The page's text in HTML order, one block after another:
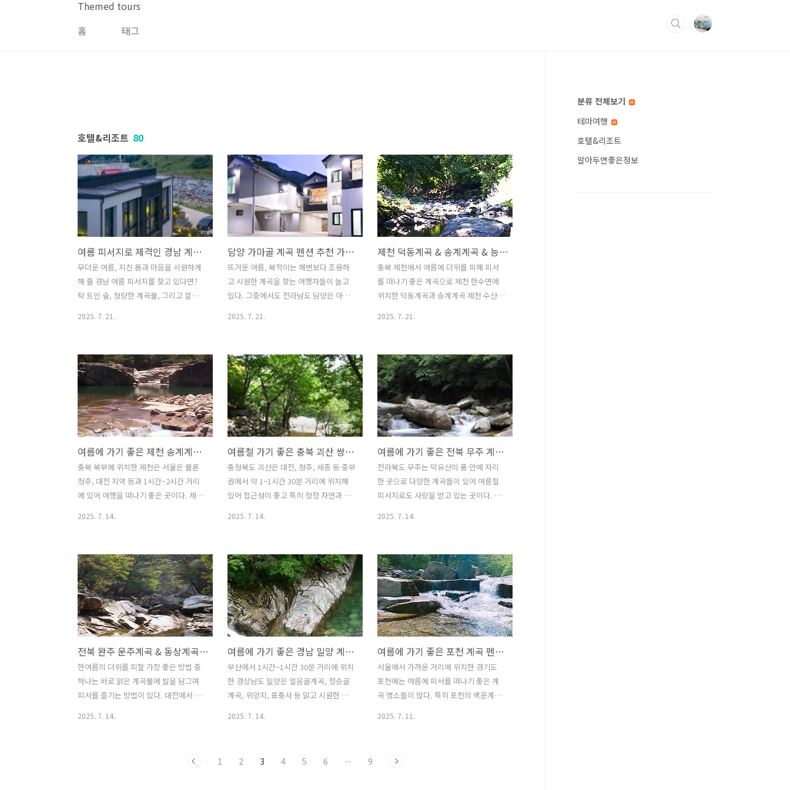
Themed tours
홈
태그
호텔&리조트 80
여름 피서지로 제격인 경남 계곡 펜션 추천
무더운 여름, 지친 몸과 마음을 시원하게
해 줄 경남 여름 피서지를 찾고 있다면?
탁 트인 숲, 청량한 계곡물, 그리고 깔끔한
에서 물놀이를 즐기며 여름 휴가를 즐기
기 좋은 경남 계곡 펜션을 추천해 본다. 1.
경남 산청 계곡 펜션 : 블루마운틴펜션 경
남 산청에 위치한 블루마운틴펜션은 울창
한 숲과 맑은 계곡이 좋은 펜션으로 펜션
앞으로는 경호강이 흐르고 있는 전망 좋
은 펜션 중 하나이다. 독채 구조의 깔끔한
내부 인테리어로 바비큐장도 잘 갖춰져
있어 커플부터 가족단위 여행객에게 적합
한 숙소다. 특히 이곳은 개별 수영장이 마
련되어 있어 프라이빗하게 물놀이를 즐길
2025. 7. 21.
담양 가마골 계곡 펜션 추천 가이드
뜨거운 여름, 북적이는 해변보다 조용하
고 시원한 계곡을 찾는 여행자들이 늘고
있다. 그중에서도 전라남도 담양은 아름
는 전남 담양군 용면에 위치한 가마골계
곡이 있다. 가마골계곡은 용추봉을 중심
으로 사방 4km에 걸쳐 있는 계곡으로 울
창한 숲 사이에 맑은 물의 계곡이 흐르는
곳이다. 입구에서 계곡을 따라 올라가면
크고 작은 폭포와 연못이 있어 계속에서
물놀이뿐만 아니라 계곡 트레킹을 즐기기
에도 적합하다. 계곡 주변으로 캠핑장, 펜
션, 식당들이 있어 야영과 물놀이와 함께
숙식이 가능한 곳이다. 이번 글에서는 담
양 가마골계곡 등 계곡 주변에서 여름휴
다. 1...
2025. 7. 21.
제천 덕동계곡 & 송계계곡 & 능강계곡 펜션 추천
충북 제천에서 여름에 더위를 피해 피서
를 떠나기 좋은 계곡으로 제천 한수면에
위치한 덕동계곡과 송계계곡 제천 수산면
기기 좋은 제천의 덕동계곡, 송계계곡, 능
강계곡 주변에 위치한 가볼 만한 펜션에
대해 알아본다. 1. 제천 덕동계곡 펜션 추
천제천 덕동계곡은 월악산 국립공원 남쪽
자락에 위치해 아름다운 자연환경을 자랑
하는 계곡이다. 월악산에서 흘러내리는
맑고 차가운 물줄기와 울창한 숲이 어우
러져 있고 계곡은 완만하면서도 깊고 얕
은 물웅덩이가 반복되어 어린이부터 어른
까지 모두 안전하게 물놀이를 즐기기 좋
아 여름철 피서지로 인기가 높다. 비교적
본 편의시설도..
2025. 7. 21.
여름에 가기 좋은 제천 송계계곡 & 덕동계곡 펜션 가이드
충북 북부에 위치한 제천은 서울은 물론
청주, 대전 지역 등과 1시간~2시간 거리
에 있어 여행을 떠나기 좋은 곳이다. 제천
공개된 용하계곡도 도 있다. 제천 월악산
국립공원에 위치한 송계계곡은 월악산이
병풍처럼 둘러싸고 있고 계곡 물은 얼음
처럼 차가워 더위를 피하려는 피서객에게
인기가 있는 명소 중 한 곳이다. 계곡 주변
에는 월광폭포, 학소대, 자연대, 와룡대,
팔랑소 등 소계 팔경이 위치해 있어 아름
다운 경치를 감상할 수 있는 것도 장점이
다. 덕동계곡은 백운산과 십자봉에서 발
원하여 흐르는 계곡으로 송계계곡에 비해
잘 알려져 있지 않지만 아름다운 경치와
2025. 7. 14.
여름철 가기 좋은 충북 괴산 쌍곡계곡 & 화양계곡 펜션 추천 가이드
충청북도 괴산은 대전, 청주, 세종 등 중부
권에서 약 1~1시간 30분 거리에 위치해
있어 접근성이 좋고 특히 청정 자연과 깊
칠성면에 위치한 쌍곡계곡은 칠보산과 군
자산 사이를 흐르는 10.5km 길이의 계곡
으로 쌍곡폭포, 용소, 선녀탕 등 절경으로
이루어진 '쌍곡구곡'으로 유명한 곳이다.
맑고 깊은 물과 기암괴석이 어우러져 여
름철 물놀이와 캠핑 장소로 인기가 많다.
특히 선녀들이 목욕하러 내려왔다는 전설
이 전해지는 선녀탕은 아름다운 풍경으로
유명하다. 한편 화양계곡은 괴산군 청천
면에 위치한 약 3km 길이의 계곡으로 속
리산 국립공원 내에 자리하고 있는 계곡
2025. 7. 14.
여름에 가기 좋은 전북 무주 계곡 펜션 추천 가이드
전라북도 무주는 덕유산의 품 안에 자리
한 곳으로 다양한 계곡들이 있어 여름철
피서지로도 사랑을 받고 있는 곳이다. 그
백련사까지 약 28km에 걸쳐 펼쳐진 계곡
으로 기암괴석과 맑은 물이 어우러진 '구
천동 33경'이 자리하고 있어 아름다운 풍
경이 특징이다. 칠연계곡은 무주군 안성
면 공정리의 통안마을 뒤편에 위치한 계
곡으로 덕유산 동업령 서쪽을 따라 흐르
는 곳이다. 이곳에는 일곱 개의 폭포와 소
가 연이어 있는 칠연폭포가 유명하다. 이
번 글에서는 무주의 구천동계곡과 칠연계
곡으로 여행을 떠날 때 가기 좋은 무주 계
곡 주변에 위치한 펜션들을 추천해 본다.
모델..
2025. 7. 14.
전북 완주 운주계곡 & 동상계곡 펜션 추천 가이드
한여름의 더위를 피할 가장 좋은 방법 중
하나는 바로 맑은 계곡물에 발을 담그며
피서를 즐기는 방법이 있다. 대전에서 가
주군 완창마을 앞에 위치한 운주계곡은
2025. 7. 14.
여름에 가기 좋은 경남 밀양 계곡 펜션 추천 가이드
부산에서 1시간~1시간 30분 거리에 위치
한 경상남도 밀양은 얼음골계곡, 정승골
계곡, 위양지, 표충사 등 맑고 시원한 계곡
가운 물이 흐르는 곳이며, 정승골 계곡은
2025. 7. 14.
여름에 가기 좋은 포천 계곡 펜션 추천 가이드
서울에서 가까운 거리에 위치한 경기도
포천에는 여름에 피서를 떠나기 좋은 계
곡 명소들이 많다. 특히 포천의 백운계곡,
약 10km 길이의 계곡이며, 지장산을 따
2025. 7. 11.
1 2 3 4 5 6 ··· 9
분류 전체보기
테마여행
호텔&리조트
알아두면좋은정보